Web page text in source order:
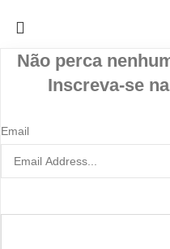
Não perca
Inscreva-se
Email